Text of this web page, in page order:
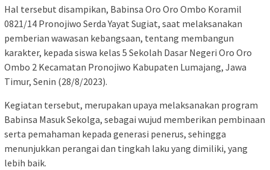
Hal tersebut disampikan, Babinsa Oro Oro Ombo Koramil
0821/14 Pronojiwo Serda Yayat Sugiat, saat melaksanakan
pemberian wawasan kebangsaan, tentang membangun
karakter, kepada siswa kelas 5 Sekolah Dasar Negeri Oro Oro
Ombo 2 Kecamatan Pronojiwo Kabupaten Lumajang, Jawa
Timur, Senin (28/8/2023).
Kegiatan tersebut, merupakan upaya melaksanakan program
Babinsa Masuk Sekolga, sebagai wujud memberikan pembinaan
serta pemahaman kepada generasi penerus, sehingga
menunjukkan perangai dan tingkah laku yang dimiliki, yang
lebih baik.